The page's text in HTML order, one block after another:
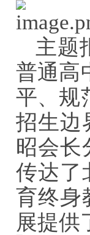
主题
普通高
平、规
招生边
昭会长
传达了
育终身
展提供